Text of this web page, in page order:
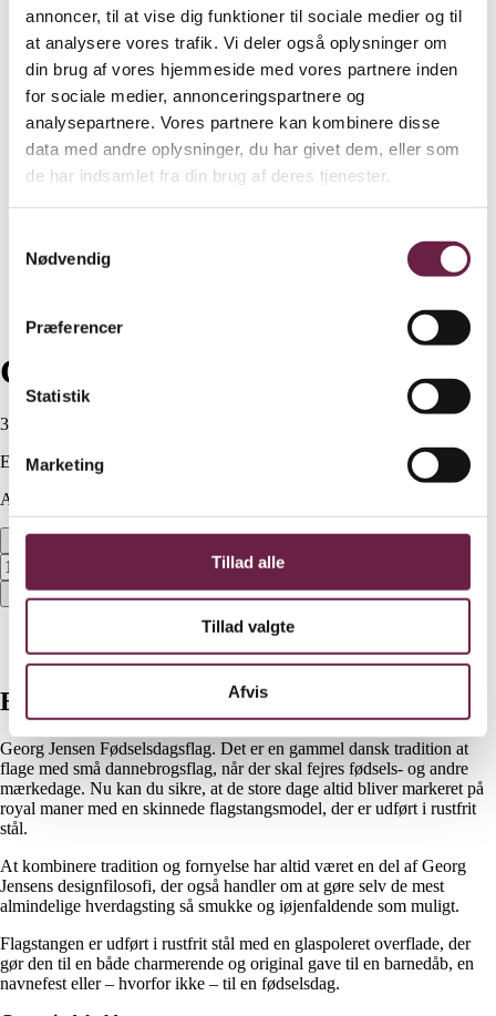
annoncer, til at vise dig funktioner til sociale medier og til
at analysere vores trafik. Vi deler også oplysninger om
din brug af vores hjemmeside med vores partnere inden
for sociale medier, annonceringspartnere og
analysepartnere. Vores partnere kan kombinere disse
data med andre oplysninger, du har givet dem, eller som
de har indsamlet fra din brug af deres tjenester.
Nødvendig
Præferencer
Statistik
Marketing
Tillad alle
Tillad valgte
Afvis
Georg Jensen Fødselsdagsflag
350,00
Ekskl. moms
Available on backorder
Georg Jensen Fødselsdagsflag antal
Bestil
Yderligere information
Beskrivelse
Georg Jensen Fødselsdagsflag. Det er en gammel dansk tradition at
flage med små dannebrogsflag, når der skal fejres fødsels- og andre
mærkedage. Nu kan du sikre, at de store dage altid bliver markeret på
royal maner med en skinnede flagstangsmodel, der er udført i rustfrit
stål.
At kombinere tradition og fornyelse har altid været en del af Georg
Jensens designfilosofi, der også handler om at gøre selv de mest
almindelige hverdagsting så smukke og iøjenfaldende som muligt.
Flagstangen er udført i rustfrit stål med en glaspoleret overflade, der
gør den til en både charmerende og original gave til en barnedåb, en
navnefest eller – hvorfor ikke – til en fødselsdag.